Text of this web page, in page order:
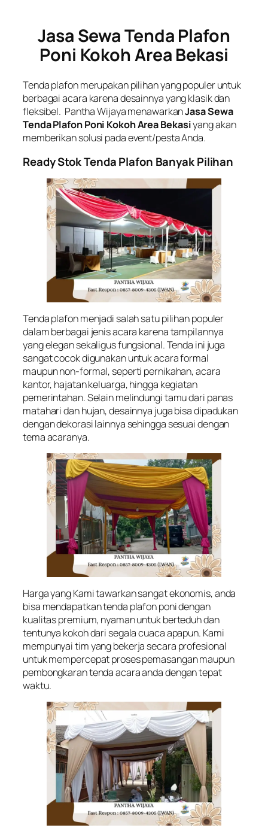
Jasa Sewa Tenda Plafon
Poni Kokoh Area Bekasi
Tenda plafon merupakan pilihan yang populer untuk
berbagai acara karena desainnya yang klasik dan
fleksibel. Pantha Wijaya menawarkanJasa Sewa
Tenda Plafon Poni Kokoh Area Bekasiyang akan
memberikan solusi pada event/pesta Anda.
Ready Stok Tenda Plafon Banyak Pilihan
Tenda plafon menjadi salah satu pilihan populer
dalam berbagai jenis acara karena tampilannya
yang elegan sekaligus fungsional. Tenda ini juga
sangat cocok digunakan untuk acara formal
maupun non-formal, seperti pernikahan, acara
kantor, hajatan keluarga, hingga kegiatan
pemerintahan. Selain melindungi tamu dari panas
matahari dan hujan, desainnya juga bisa dipadukan
dengan dekorasi lainnya sehingga sesuai dengan
tema acaranya.
Harga yang Kami tawarkan sangat ekonomis, anda
bisa mendapatkan tenda plafon poni dengan
kualitas premium, nyaman untuk berteduh dan
tentunya kokoh dari segala cuaca apapun. Kami
mempunyai tim yang bekerja secara profesional
untuk mempercepat proses pemasangan maupun
pembongkaran tenda acara anda dengan tepat
waktu.